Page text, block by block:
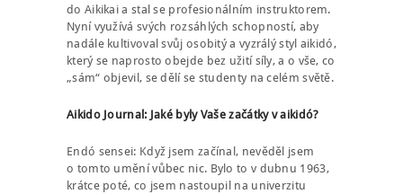
do Aikikai a stal se profesionálním instruktorem.
Nyní využívá svých rozsáhlých schopností, aby
nadále kultivoval svůj osobitý a vyzrálý styl aikidó,
který se naprosto obejde bez užití síly, a o vše, co
„sám“ objevil, se dělí se studenty na celém světě.
Aikido Journal: Jaké byly Vaše začátky v aikidó?
Endó sensei: Když jsem začínal, nevěděl jsem
o tomto umění vůbec nic. Bylo to v dubnu 1963,
krátce poté, co jsem nastoupil na univerzitu